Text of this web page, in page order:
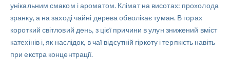
унікальним смаком і ароматом. Клімат на висотах: прохолода
зранку, а на заході чайні дерева обволікає туман. В горах
короткий світловий день, з цієї причини в улун знижений вміст
катехінів і, як наслідок, в чаї відсутній гіркоту і терпкість навіть
при екстра концентрації.